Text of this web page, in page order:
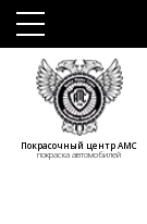
Покрасочный центр АМС
покраска автомобилей